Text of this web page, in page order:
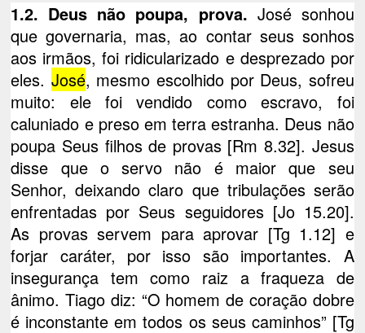
1.2. Deus não poupa, prova. José sonhou
que governaria, mas, ao contar seus sonhos
aos irmãos, foi ridicularizado e desprezado por
eles. José, mesmo escolhido por Deus, sofreu
muito: ele foi vendido como escravo, foi
caluniado e preso em terra estranha. Deus não
poupa Seus filhos de provas [Rm 8.32]. Jesus
disse que o servo não é maior que seu
Senhor, deixando claro que tribulações serão
enfrentadas por Seus seguidores [Jo 15.20].
As provas servem para aprovar [Tg 1.12] e
forjar caráter, por isso são importantes. A
insegurança tem como raiz a fraqueza de
ânimo. Tiago diz: “O homem de coração dobre
é inconstante em todos os seus caminhos” [Tg